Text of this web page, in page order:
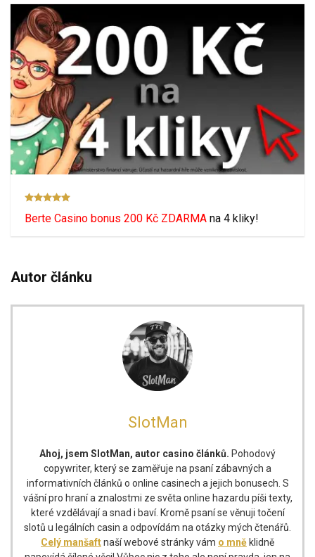
Berte Casino bonus 200 Kč ZDARMA na 4 kliky!
Autor článku
SlotMan
Ahoj, jsem SlotMan, autor casino článků. Pohodový
copywriter, který se zaměřuje na psaní zábavných a
informativních článků o online casinech a jejich bonusech. S
vášní pro hraní a znalostmi ze světa online hazardu píši texty,
které vzdělávají a snad i baví. Kromě psaní se věnuji točení
slotů u legálních casin a odpovídám na otázky mých čtenářů.
Celý manšaftnaší webové stránky vám o mně klidně